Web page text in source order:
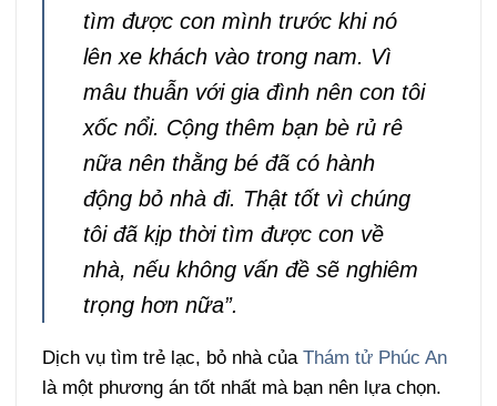
tìm được con mình trước khi nó
lên xe khách vào trong nam. Vì
mâu thuẫn với gia đình nên con tôi
xốc nổi. Cộng thêm bạn bè rủ rê
nữa nên thằng bé đã có hành
động bỏ nhà đi. Thật tốt vì chúng
tôi đã kịp thời tìm được con về
nhà, nếu không vấn đề sẽ nghiêm
trọng hơn nữa”.
Dịch vụ tìm trẻ lạc, bỏ nhà củaThám tử Phúc An
là một phương án tốt nhất mà bạn nên lựa chọn.